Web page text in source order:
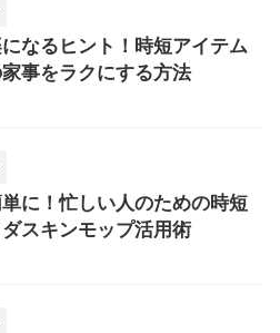
なるヒント！時短アイテム
事をラクにする方法
に！忙しい人のための時短
スキンモップ活用術